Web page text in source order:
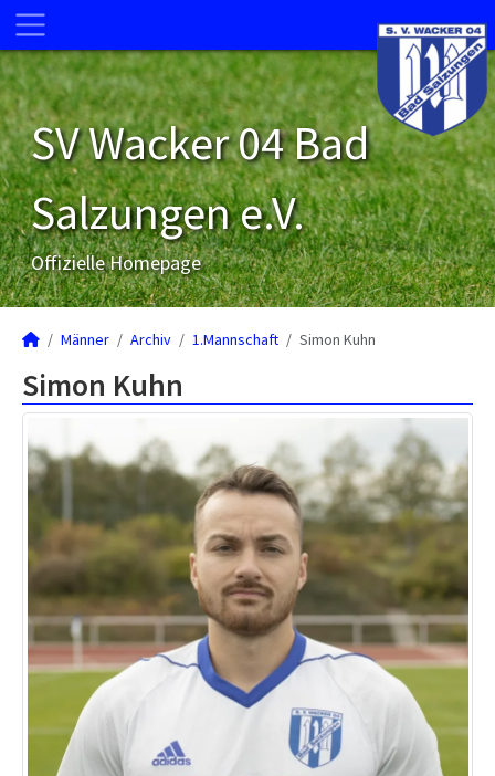
SV Wacker 04 Bad
Salzungen e.V.
Offizielle Homepage
Männer Archiv 1.Mannschaft Simon Kuhn
Simon Kuhn